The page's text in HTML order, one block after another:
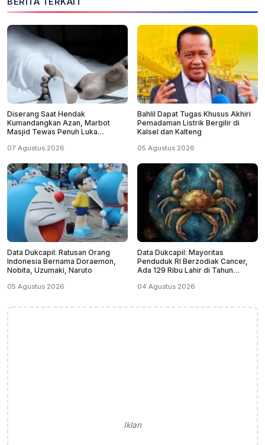
Diserang Saat Hendak
Kumandangkan Azan, Marbot
Masjid Tewas Penuh Luka
07 Agustus 2026
Bahlil Dapat Tugas Khusus Akhiri
Pemadaman Listrik Bergilir di
Kalsel dan Kalteng
05 Agustus 2026
Data Dukcapil: Ratusan Orang
Indonesia Bernama Doraemon,
Nobita, Uzumaki, Naruto
05 Agustus 2026
Data Dukcapil: Mayoritas
Penduduk RI Berzodiak Cancer,
Ada 129 Ribu Lahir di Tahun
04 Agustus 2026
Iklan